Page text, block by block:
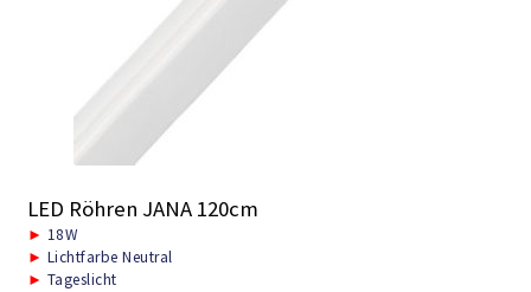
LED Röhren JANA 120cm
► 18W
► Lichtfarbe Neutral
► Tageslicht